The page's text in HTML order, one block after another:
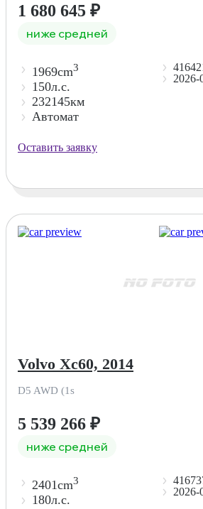
1 680 645 ₽
ниже средней
1969cm3
150л.с.
232145км
Автомат
2026-
Оставить заявку
Volvo Xc60, 2014
D5 AWD (1s
5 539 266 ₽
ниже средней
2401cm3
180л.с.
2026-